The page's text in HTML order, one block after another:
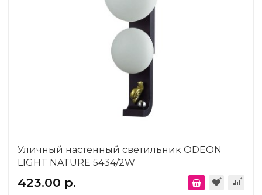
Уличный настенный светильник ODEON
LIGHT NATURE 5434/2W
423.00 р.